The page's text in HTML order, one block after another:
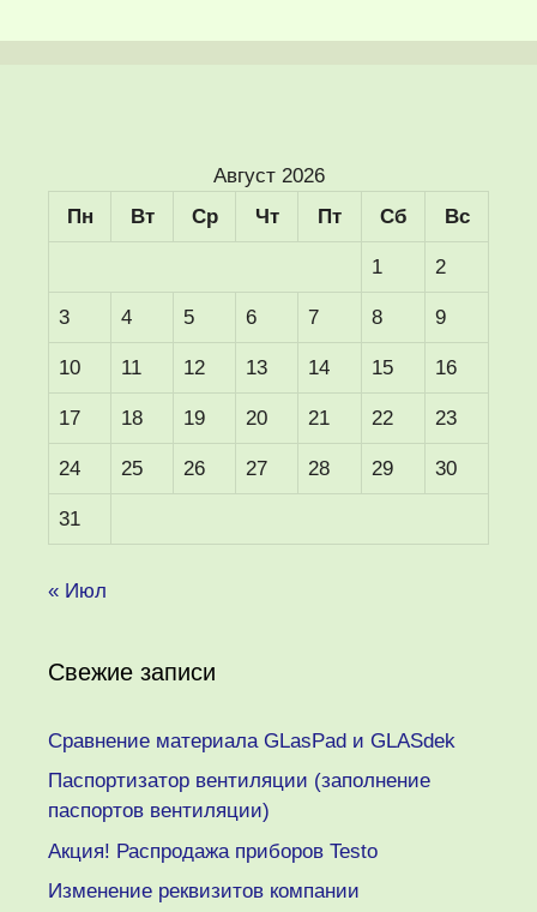
Август 2026
Пн
Вт Ср Чт Пт Сб Вс
1 2
3 4 5 6 7 8 9
10 11 12 13 14 15 16
17 18 19 20 21 22 23
24 25 26 27 28 29 30
31
« Июл
Свежие записи
Сравнение материала GLasPad и GLASdek
Паспортизатор вентиляции (заполнение
паспортов вентиляции)
Акция! Распродажа приборов Testo
Изменение реквизитов компании